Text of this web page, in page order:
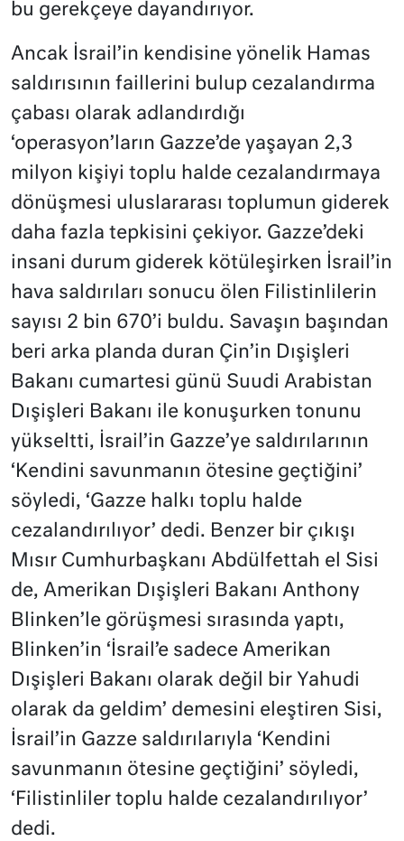
bu gerekçeye dayandırıyor.
Ancak İsrail’in kendisine yönelik Hamas
saldırısının faillerini bulup cezalandırma
çabası olarak adlandırdığı
‘operasyon’ların Gazze’de yaşayan 2,3
milyon kişiyi toplu halde cezalandırmaya
dönüşmesi uluslararası toplumun giderek
daha fazla tepkisini çekiyor. Gazze’deki
insani durum giderek kötüleşirken İsrail’in
hava saldırıları sonucu ölen Filistinlilerin
sayısı 2 bin 670’i buldu. Savaşın başından
beri arka planda duran Çin’in Dışişleri
Bakanı cumartesi günü Suudi Arabistan
Dışişleri Bakanı ile konuşurken tonunu
yükseltti, İsrail’in Gazze’ye saldırılarının
‘Kendini savunmanın ötesine geçtiğini’
söyledi, ‘Gazze halkı toplu halde
cezalandırılıyor’ dedi. Benzer bir çıkışı
Mısır Cumhurbaşkanı Abdülfettah el Sisi
de, Amerikan Dışişleri Bakanı Anthony
Blinken’le görüşmesi sırasında yaptı,
Blinken’in ‘İsrail’e sadece Amerikan
Dışişleri Bakanı olarak değil bir Yahudi
olarak da geldim’ demesini eleştiren Sisi,
İsrail’in Gazze saldırılarıyla ‘Kendini
savunmanın ötesine geçtiğini’ söyledi,
‘Filistinliler toplu halde cezalandırılıyor’
dedi.